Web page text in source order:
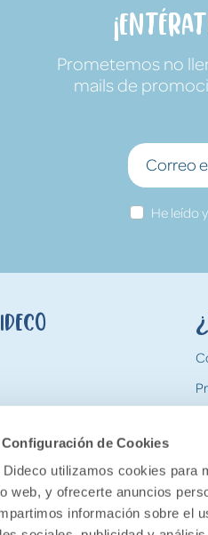
Configuración de Cookies
Dideco utilizamos cookies para
web, y ofrecerte anuncios
información sobre el
Prometemos no
mails de
He leído